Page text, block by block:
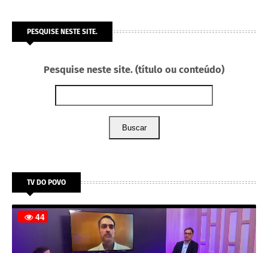
PESQUISE NESTE SITE.
Pesquise neste site. (título ou conteúdo)
Buscar
TV DO POVO